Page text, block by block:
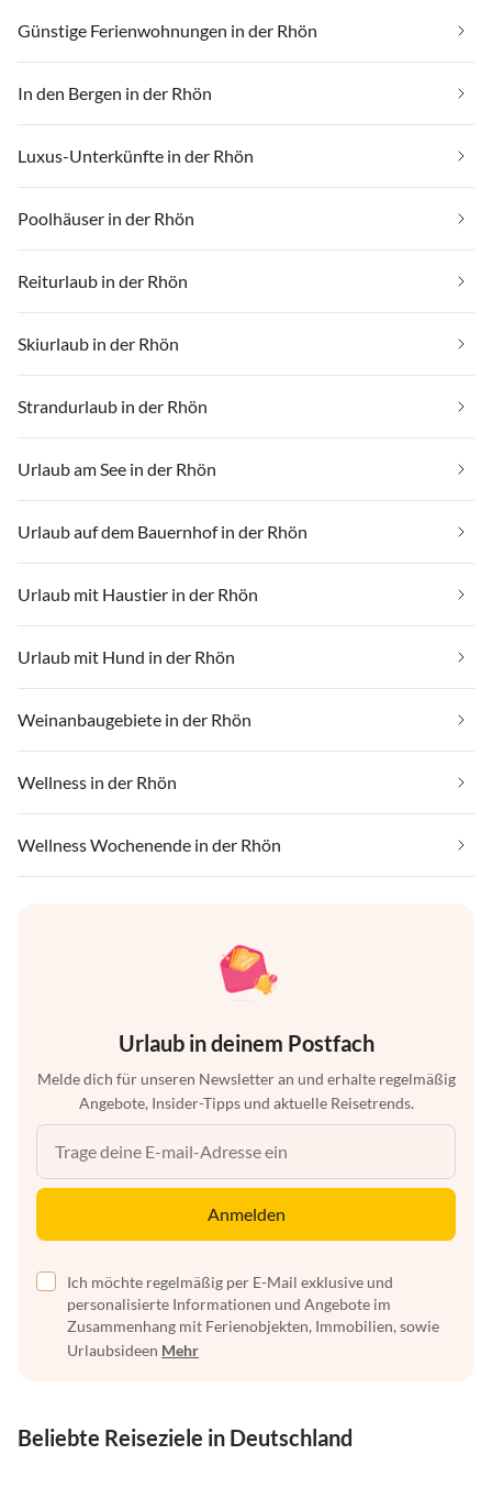
Günstige Ferienwohnungen in der Rhön
In den Bergen in der Rhön
Luxus-Unterkünfte in der Rhön
Poolhäuser in der Rhön
Reiturlaub in der Rhön
Skiurlaub in der Rhön
Strandurlaub in der Rhön
Urlaub am See in der Rhön
Urlaub auf dem Bauernhof in der Rhön
Urlaub mit Haustier in der Rhön
Urlaub mit Hund in der Rhön
Weinanbaugebiete in der Rhön
Wellness in der Rhön
Wellness Wochenende in der Rhön
Urlaub in deinem Postfach
Melde dich für unseren Newsletter an und erhalte regelmäßig
Angebote, Insider-Tipps und aktuelle Reisetrends.
Anmelden
Ich möchte regelmäßig per E-Mail exklusive und
personalisierte Informationen und Angebote im
Zusammenhang mit Ferienobjekten, Immobilien, sowie
Urlaubsideen Mehr
Beliebte Reiseziele in Deutschland